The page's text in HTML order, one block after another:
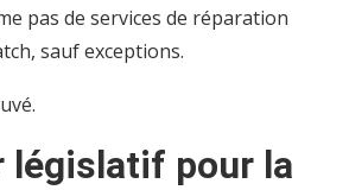
pas de services de réparation
sauf exceptions.
législatif pour la